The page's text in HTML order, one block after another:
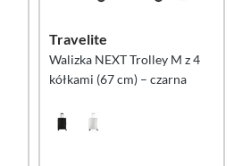
Travelite
Walizka NEXT Trolley M z 4
kółkami (67 cm) – czarna